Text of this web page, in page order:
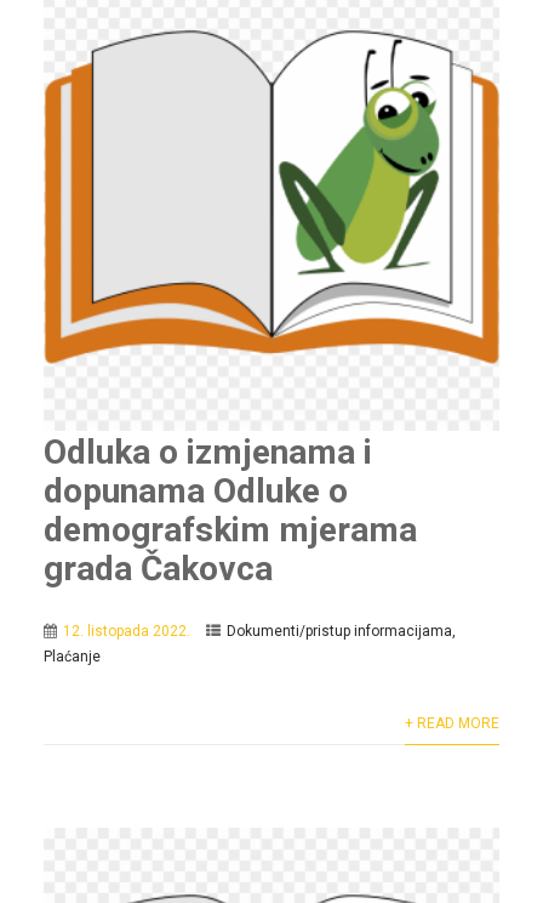
Odluka o izmjenama i
dopunama Odluke o
demografskim mjerama
grada Čakovca
12. listopada 2022. Dokumenti/pristup informacijama,
Plaćanje
+ READ MORE